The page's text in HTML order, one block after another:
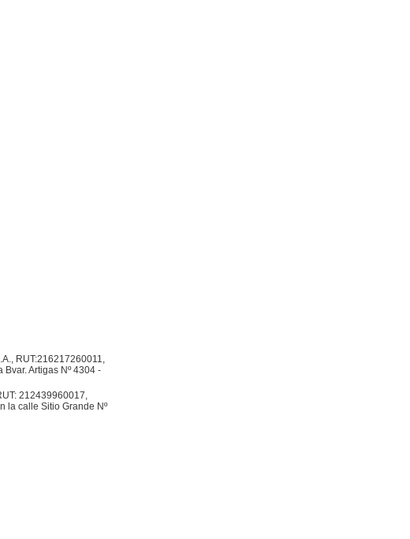
RUT:216217260011,
Artigas Nº 4304 -
212439960017,
la calle Sitio Grande Nº